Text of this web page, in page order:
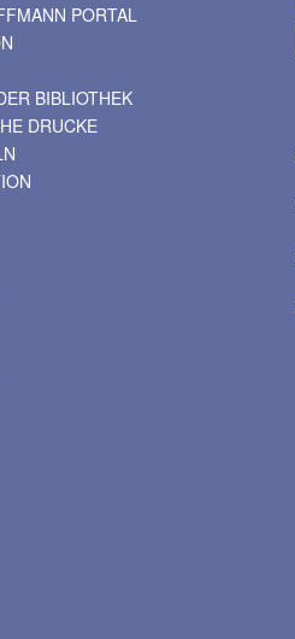
PORTAL
BIBLIOTHEK
DRUCKE